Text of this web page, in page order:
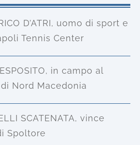
D’ATRI, uomo di sport e
Tennis Center
in campo al
Nord Macedonia
SCATENATA, vince
Spoltore